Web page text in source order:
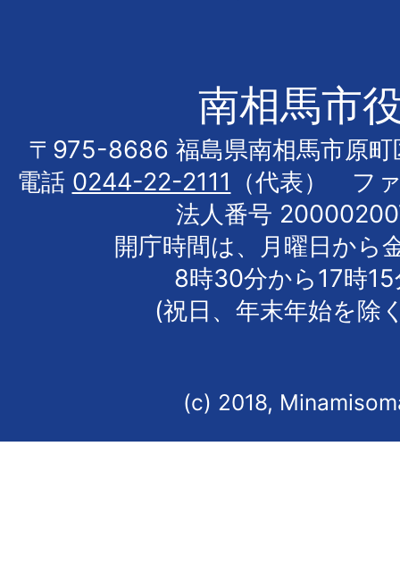
南相馬市
〒975-8686 福島県南相馬市原町
電話 0244-22-2111
（代表） フ
法人番号
開庁時間は、月曜日から
8時30分から17時
(祝日、年末年始を除
(c) 2018,